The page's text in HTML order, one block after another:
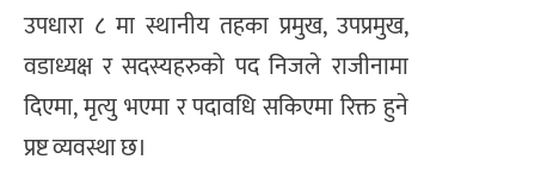
उपधारा ८ मा स्थानीय तहका प्रमुख, उपप्रमुख,
वडाध्यक्ष र सदस्यहरुको पद निजले राजीनामा
दिएमा, मृत्यु भएमा र पदावधि सकिएमा रिक्त हुने
प्रष्ट व्यवस्था छ।